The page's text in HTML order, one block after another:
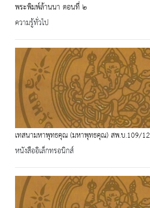
พระพิมพ์ล้านนา ตอนที่ ๒
ความรู้ทั่วไป
เทสนามหาพุทธคุณ (มหาพุทธคุณ) สพ.บ.109/12
หนังสืออิเล็กทรอนิกส์